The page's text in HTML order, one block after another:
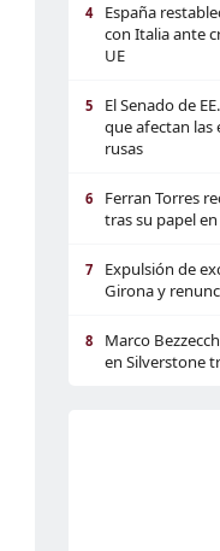
4
España
con Italia ante
UE
5
El Senado de
que afectan las
rusas
6
Ferran Torres
tras su papel
7
Expulsión de
Girona y
8
Marco
en Silverstone